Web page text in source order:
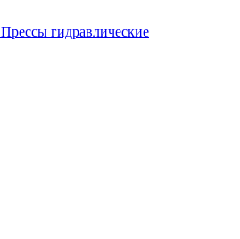
Прессы гидравлические